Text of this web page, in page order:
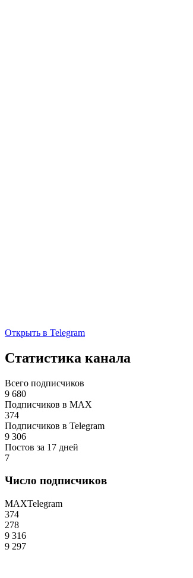
Открыть в Telegram
Статистика канала
Всего подписчиков
9 680
Подписчиков в MAX
374
Подписчиков в Telegram
9 306
Постов за 17 дней
7
Число подписчиков
MAXTelegram
374
278
9 316
9 297